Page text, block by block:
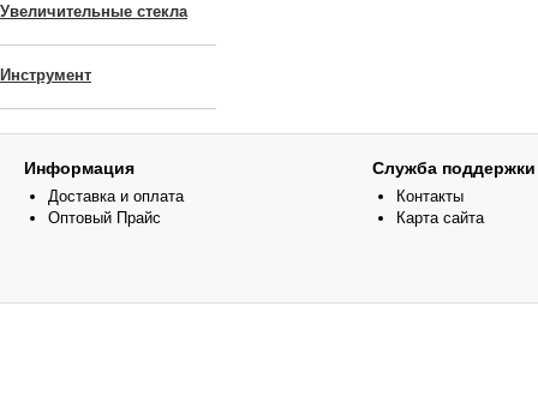
Увеличительные стекла
Инструмент
Информация
Доставка и оплата
Оптовый Прайс
Служба поддержки
Контакты
Карта сайта